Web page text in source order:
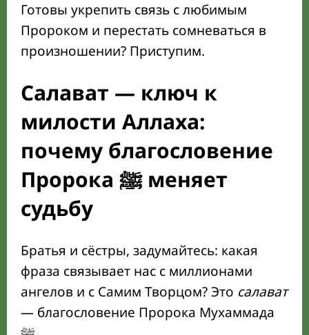
Готовы укрепить связь с любимым
Пророком и перестать сомневаться в
произношении? Приступим.
Салават — ключ к
милости Аллаха:
почему благословение
Пророка ﷺ меняет
судьбу
Братья и сёстры, задумайтесь: какая
фраза связывает нас с миллионами
ангелов и с Самим Творцом? Это салават
— благословение Пророка Мухаммада